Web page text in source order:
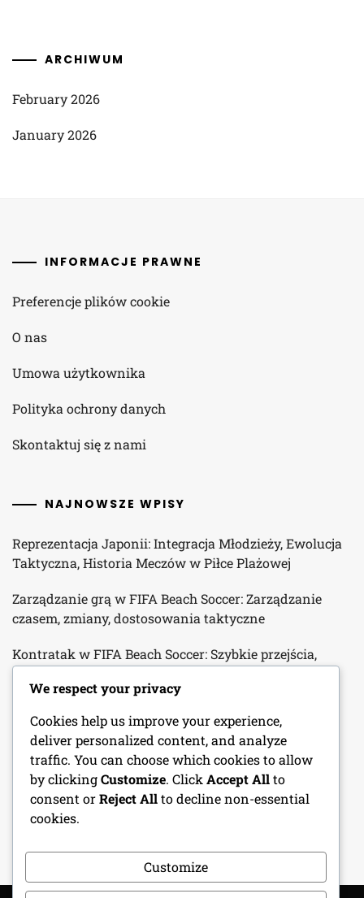
ARCHIWUM
February 2026
January 2026
INFORMACJE PRAWNE
Preferencje plików cookie
O nas
Umowa użytkownika
Polityka ochrony danych
Skontaktuj się z nami
NAJNOWSZE WPISY
Reprezentacja Japonii: Integracja Młodzieży, Ewolucja
Taktyczna, Historia Meczów w Piłce Plażowej
Zarządzanie grą w FIFA Beach Soccer: Zarządzanie
czasem, zmiany, dostosowania taktyczne
Kontratak w FIFA Beach Soccer: Szybkie przejścia,
wykorzystywanie słabości, wykonanie
Plażowej 2024: Techniki wykończenia, Ruch bez piłki,
Metryki wydajności
Wpływowi trenerzy w FIFA Beach Soccer World Cup
2024: Filozofie coachingowe, rozwój graczy, strategie
meczowe
We respect your privacy
Cookies help us improve your experience,
deliver personalized content, and analyze
traffic. You can choose which cookies to allow
by clickingCustomize. Click Accept Allto
consent orReject Allto decline non-essential
cookies.
Customize